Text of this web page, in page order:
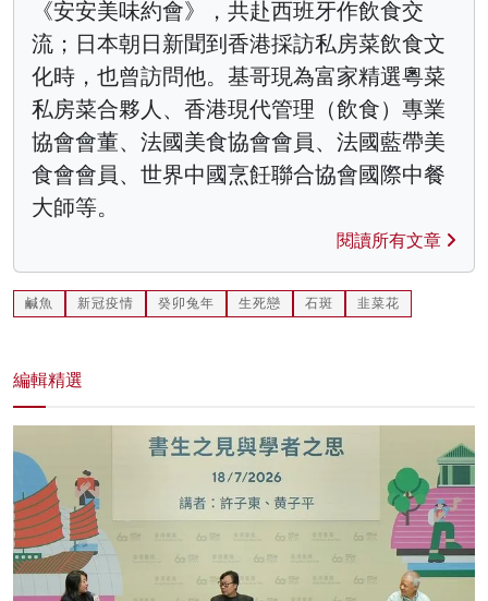
《安安美味約會》，共赴西班牙作飲食交
流；日本朝日新聞到香港採訪私房菜飲食文
化時，也曾訪問他。基哥現為富家精選粵菜
私房菜合夥人、香港現代管理（飲食）專業
協會會董、法國美食協會會員、法國藍帶美
食會會員、世界中國烹飪聯合協會國際中餐
大師等。
閱讀所有文章
鹹魚 新冠疫情 癸卯兔年 生死戀 石斑 韭菜花
編輯精選